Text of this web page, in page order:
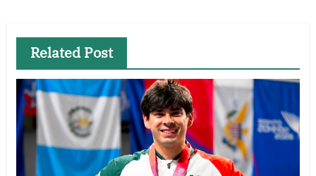
Related Post